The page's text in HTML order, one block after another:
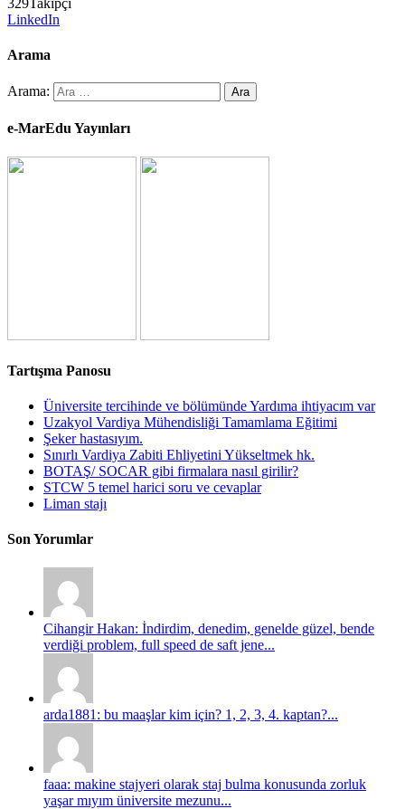
LinkedIn
Arama
Arama:
e-MarEdu Yayınları
Tartışma Panosu
Üniversite tercihinde ve bölümünde Yardıma ihtiyacım var
Uzakyol Vardiya Mühendisliği Tamamlama Eğitimi
Şeker hastasıyım.
Sınırlı Vardiya Zabiti Ehliyetini Yükseltmek hk.
BOTAŞ/ SOCAR gibi firmalara nasıl girilir?
STCW 5 temel harici soru ve cevaplar
Liman stajı
Son Yorumlar
Cihangir Hakan: İndirdim, denedim, genelde güzel, bende
verdiği problem, full speed de saft jene...
arda1881: bu maaşlar kim için? 1, 2, 3, 4. kaptan?...
faaa: makine stajyeri olarak staj bulma konusunda zorluk
yaşar mıyım üniversite mezunu...